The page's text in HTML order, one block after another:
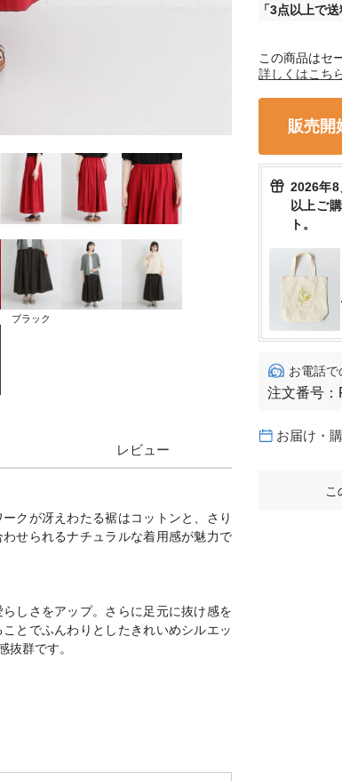
ブラック
3点以上で送
この商品はセ
詳しくはこち
販売開
2026年8
以上ご
ト。
お電話
注文番号：
お届け・
こ
レビュー
クが冴えわたる裾はコットンと、さり
せられるナチュラルな着用感が魅力で
しさをアップ。さらに足元に抜け感を
とでふんわりとしたきれいめシルエッ
抜群です。